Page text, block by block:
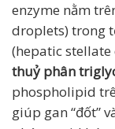
enzyme nằm
droplets) trong
(hepatic stellate
thuỷ phân
phospholipid
giúp gan “đốt”